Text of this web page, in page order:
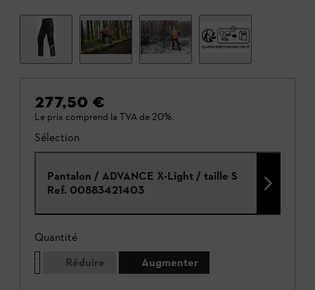
277,50 €
Le prix comprend la TVA de 20%.
Sélection
Pantalon / ADVANCE X-Light / taille S
Ref. 00883421403
Quantité
Réduire
Augmenter